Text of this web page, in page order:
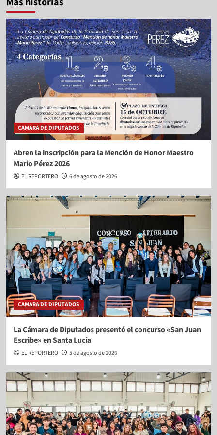
CAMARA DE DIPUTADOS
Abren la inscripción para la Mención de Honor Maestro
Mario Pérez 2026
EL REPORTERO 6 de agosto de 2026
CAMARA DE DIPUTADOS
La Cámara de Diputados presentó el concurso «San Juan
Escribe» en Santa Lucía
EL REPORTERO 5 de agosto de 2026